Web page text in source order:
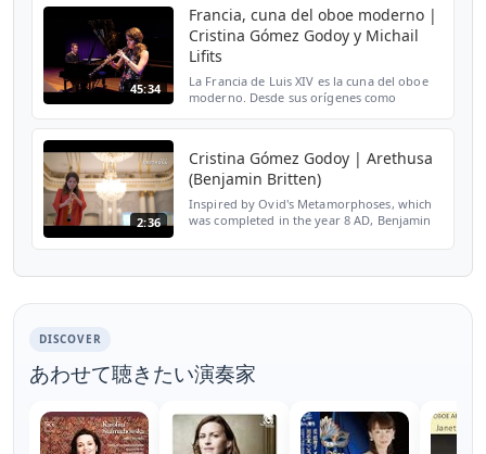
https://bit.ly/CristinaGodoy_Stream 0...
45:34
Francia, cuna del oboe moderno |
Cristina Gómez Godoy y Michail
Lifits
La Francia de Luis XIV es la cuna del oboe
moderno. Desde sus orígenes como
2:36
Cristina Gómez Godoy | Arethusa
(Benjamin Britten)
Inspired by Ovid's Metamorphoses, which
was completed in the year 8 AD, Benjamin
DISCOVER
あわせて聴きたい演奏家